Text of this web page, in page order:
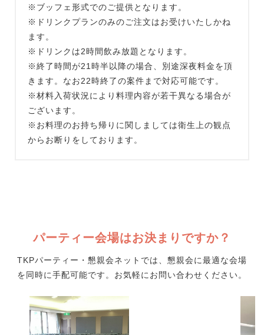
※ブッフェ形式でのご提供となります。
※ドリンクプランのみのご注文はお受けいたしかね
ます。
※ドリンクは2時間飲み放題となります。
※終了時間が21時半以降の場合、別途深夜料金を頂
きます。なお22時終了の案件まで対応可能です。
※材料入荷状況により料理内容が若干異なる場合が
ございます。
※お料理のお持ち帰りに関しましては衛生上の観点
からお断りをしております。
パーティー会場はお決まりですか？
TKPパーティー・懇親会ネットでは、懇親会に最適な会場
を同時に手配可能です。お気軽にお問い合わせください。